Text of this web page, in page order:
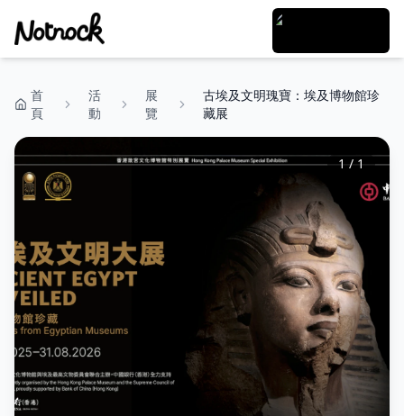
首
頁
活
動
展
覽
古埃及文明瑰寶：埃及博物館珍
藏展
1/1